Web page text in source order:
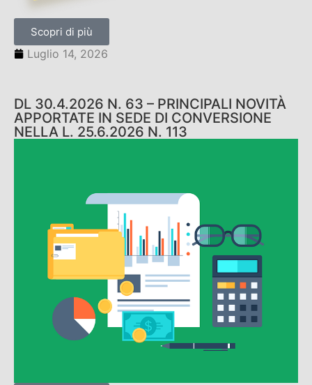
Scopri di più
Luglio 14, 2026
DL 30.4.2026 N. 63 – PRINCIPALI NOVITÀ
APPORTATE IN SEDE DI CONVERSIONE
NELLA L. 25.6.2026 N. 113